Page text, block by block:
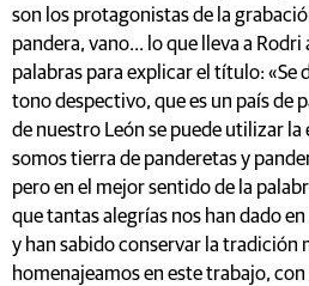
son los protagonistas de la
pandera, vano... lo que lleva a Rodri
palabras para explicar el título: «Se
tono despectivo, que es un país de
de nuestro León se puede utilizar
somos tierra de panderetas y
pero en el mejor sentido de la
que tantas alegrías nos han dado
y han sabido conservar la tradición
homenajeamos en este trabajo,